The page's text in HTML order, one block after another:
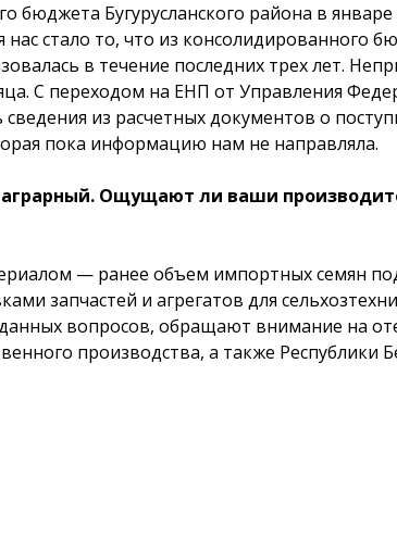
Бугурусланского района в
стало то, что из консолидированного
в течение последних трех лет.
С переходом на ЕНП от Управления
сведения из расчетных документов о
пока информацию нам не направляла.
Ощущают ли ваши
— ранее объем импортных семян
запчастей и агрегатов для
вопросов, обращают внимание на
производства, а также Республики